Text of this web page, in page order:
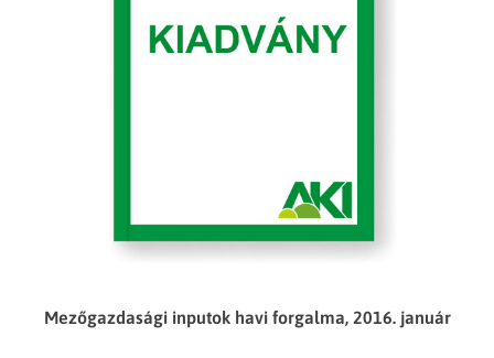
Mezőgazdasági inputok havi forgalma, 2016. január